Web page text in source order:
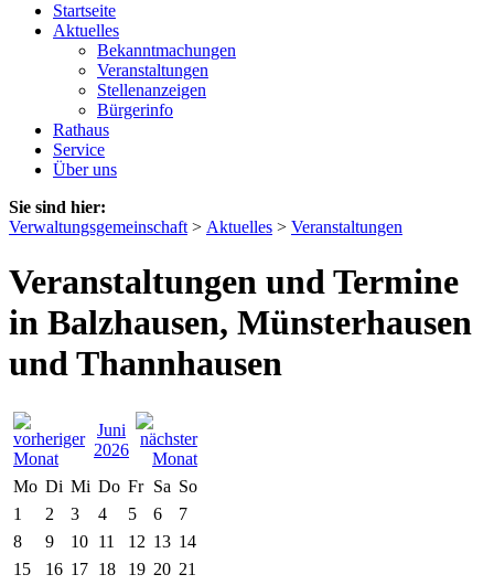
Startseite
Aktuelles
Bekanntmachungen
Veranstaltungen
Stellenanzeigen
Bürgerinfo
Rathaus
Service
Über uns
Sie sind hier:
Verwaltungsgemeinschaft > Aktuelles > Veranstaltungen
Veranstaltungen und Termine
in Balzhausen, Münsterhausen
und Thannhausen
Juni
2026
Mo Di Mi Do Fr Sa So
1
2 3 4 5 6
7
8
9 10 11 12 13 14
15
16 17 18 19 20 21